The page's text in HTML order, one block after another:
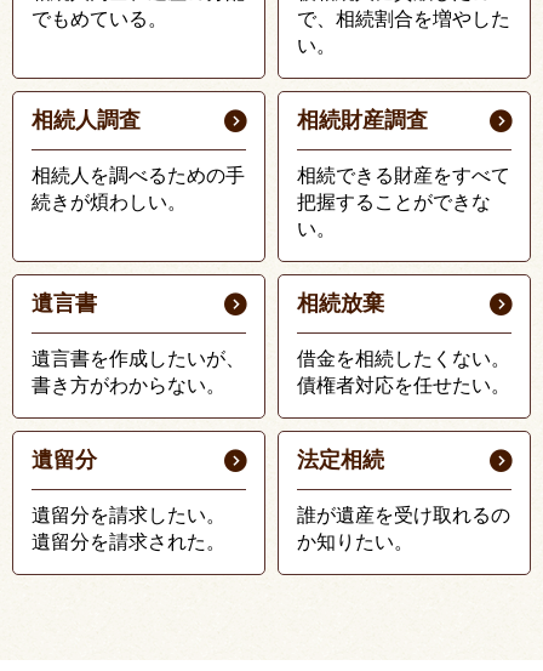
でもめている。
で、相続割合を増やした
い。
相続人調査
相続人を調べるための手
続きが煩わしい。
相続財産調査
相続できる財産をすべて
把握することができな
い。
遺言書
遺言書を作成したいが、
書き方がわからない。
相続放棄
借金を相続したくない。
債権者対応を任せたい。
遺留分
遺留分を請求したい。
遺留分を請求された。
法定相続
誰が遺産を受け取れるの
か知りたい。